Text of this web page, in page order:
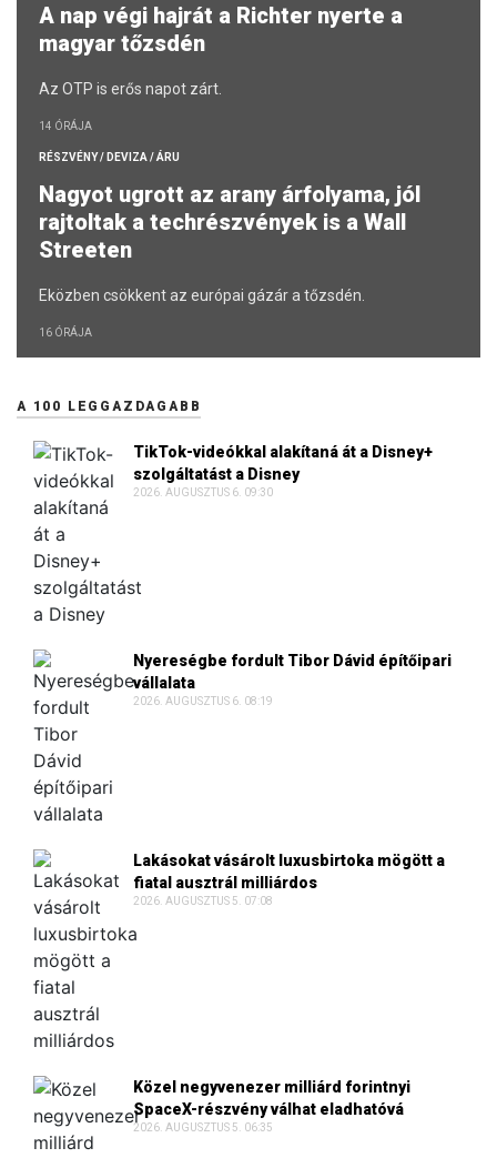
A nap végi hajrát a Richter nyerte a
magyar tőzsdén
Az OTP is erős napot zárt.
14 ÓRÁJA
RÉSZVÉNY / DEVIZA / ÁRU
Nagyot ugrott az arany árfolyama, jól
rajtoltak a techrészvények is a Wall
Streeten
Eközben csökkent az európai gázár a tőzsdén.
16 ÓRÁJA
A 100 LEGGAZDAGABB
TikTok-videókkal alakítaná át a Disney+
szolgáltatást a Disney
2026. AUGUSZTUS 6. 09:30
Nyereségbe fordult Tibor Dávid építőipari
vállalata
2026. AUGUSZTUS 6. 08:19
Lakásokat vásárolt luxusbirtoka mögött a
fiatal ausztrál milliárdos
2026. AUGUSZTUS 5. 07:08
Közel negyvenezer milliárd forintnyi
SpaceX-részvény válhat eladhatóvá
2026. AUGUSZTUS 5. 06:35